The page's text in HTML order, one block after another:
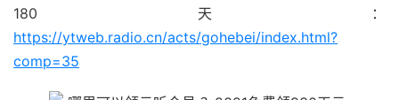
180天：
https://ytweb.radio.cn/acts/gohebei/index.html?
comp=35